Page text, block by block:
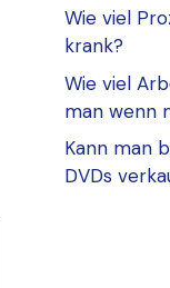
Wie viel
krank?
Wie viel
man wenn
Kann man
DVDs